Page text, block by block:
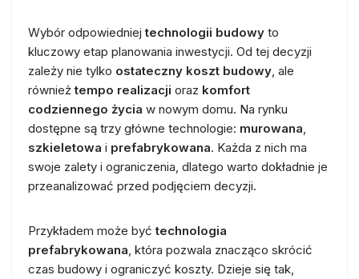
Wybór odpowiedniejtechnologii budowy to
kluczowy etap planowania inwestycji. Od tej decyzji
zależy nie tylko ostateczny koszt budowy, ale
równieżtempo realizacji oraz komfort
codziennego życia w nowym domu. Na rynku
dostępne są trzy główne technologie: murowana,
szkieletowa i prefabrykowana. Każda z nich ma
swoje zalety i ograniczenia, dlatego warto dokładnie je
przeanalizować przed podjęciem decyzji.
Przykładem może byćtechnologia
prefabrykowana, która pozwala znacząco skrócić
czas budowy i ograniczyć koszty. Dzieje się tak,